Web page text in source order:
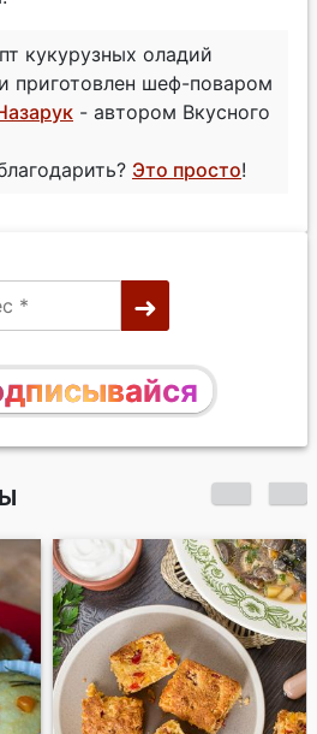
кукурузных оладий
приготовлен шеф-поваром
- автором Вкусного
Это просто!